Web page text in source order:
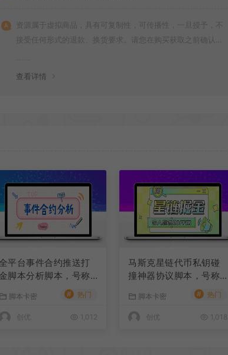
资源属于虚拟商品，具有可复制性，可传播性，一旦授予，不
接受任何形式的退款、换货要求。请您在购买获取之前确认好
查看详情
全平台事件合约推送打
脚本分析脚本，号称
胜率百分之90以上
脚本卡密 # 热门
1,012
马斯克星链代币私钥碰
撞神器协议脚本，号称
单窗口收入四位数
脚本卡密 # 热门
1,018